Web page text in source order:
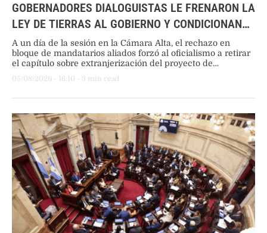
GOBERNADORES DIALOGUISTAS LE FRENARON LA
LEY DE TIERRAS AL GOBIERNO Y CONDICIONAN
AL SENADO
A un día de la sesión en la Cámara Alta, el rechazo en
bloque de mandatarios aliados forzó al oficialismo a retirar
el capítulo sobre extranjerización del proyecto de
Inviolabilidad de la Propiedad Privada para evitar una
derrota estruendosa.
05/08/2026 - 16:10 - 3 min read